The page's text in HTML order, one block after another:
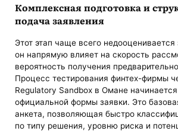
Комплексная подготовка и
подача заявления
Этот этап чаще всего недооценивается
он напрямую влияет на скорость
вероятность получения
Процесс тестирования финтех-фирмы
Regulatory Sandbox в Омане
официальной формы заявки. Это
анкета, позволяющая быстро
по типу решения, уровню риска и